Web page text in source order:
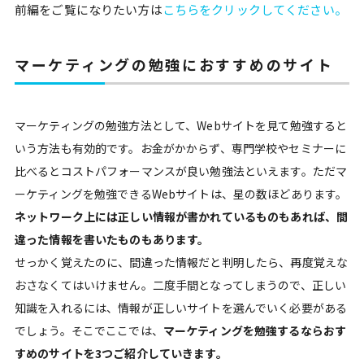
前編をご覧になりたい方はこちらをクリックしてください。
マーケティングの勉強におすすめのサイト
マーケティングの勉強方法として、Webサイトを見て勉強すると
いう方法も有効的です。お金がかからず、専門学校やセミナーに
比べるとコストパフォーマンスが良い勉強法といえます。ただマ
ーケティングを勉強できるWebサイトは、星の数ほどあります。
ネットワーク上には正しい情報が書かれているものもあれば、間
違った情報を書いたものもあります。
せっかく覚えたのに、間違った情報だと判明したら、再度覚えな
おさなくてはいけません。二度手間となってしまうので、正しい
知識を入れるには、情報が正しいサイトを選んでいく必要がある
でしょう。そこでここでは、 マーケティングを勉強するならおす
すめのサイトを3つご紹介していきます。